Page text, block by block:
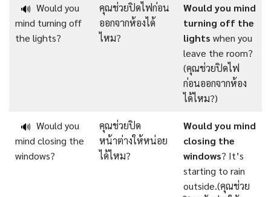
🔊 Would you
mind turning off
the lights?
คุณช่วยปิดไฟก่อน
ออกจากห้องได้
ไหม?
Would you mind
turning off the
lights when you
leave the room?
(คุณช่วยปิดไฟ
ก่อนออกจากห้อง
ได้ไหม?)
🔊 Would you
mind closing the
windows?
คุณช่วยปิด
หน้าต่างให้หน่อย
ได้ไหม?
Would you mind
closing the
windows? It’s
starting to rain
outside.(คุณช่วย